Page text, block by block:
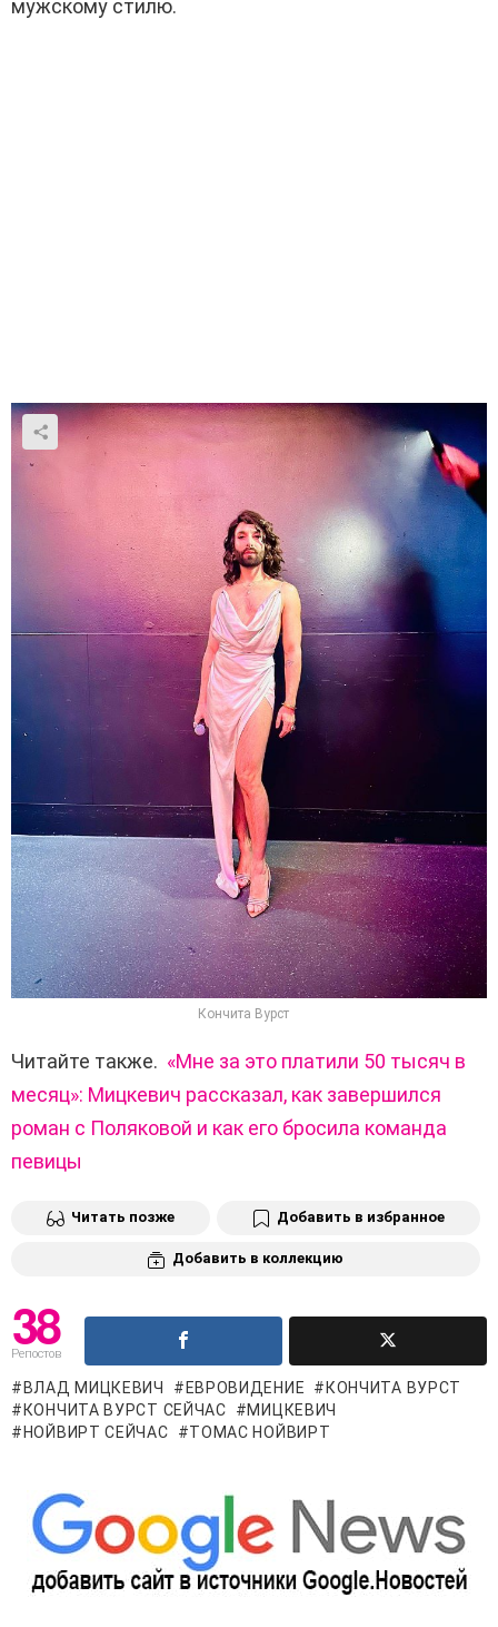
мужскому стилю.
Кончита Вурст
Читайте также. «Мне за это платили 50 тысяч в
месяц»: Мицкевич рассказал, как завершился
роман с Поляковой и как его бросила команда
певицы
Читать позже Добавить в избранное
Добавить в коллекцию
38
Репостов
ВЛАД МИЦКЕВИЧ ЕВРОВИДЕНИЕ
КОНЧИТА ВУРСТ
КОНЧИТА ВУРСТ СЕЙЧАС
МИЦКЕВИЧ
НОЙВИРТ СЕЙЧАС
ТОМАС НОЙВИРТ